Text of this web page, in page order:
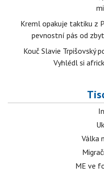
Kreml opakuje taktiku z
pevnostní pás od
Kouč Slavie Trpišovský
Vyhlédl si
Válka
ME ve